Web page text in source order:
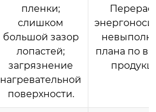
пленки;
слишком
большой зазор
лопастей;
загрязнение
нагревательной
поверхности.
плана по